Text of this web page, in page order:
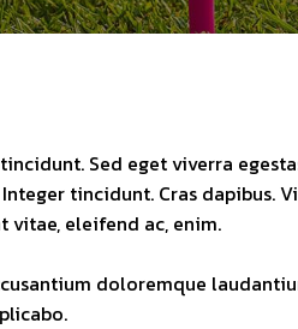
Sed eget viverra
tincidunt. Cras dapibus.
vitae, eleifend ac, enim.
doloremque